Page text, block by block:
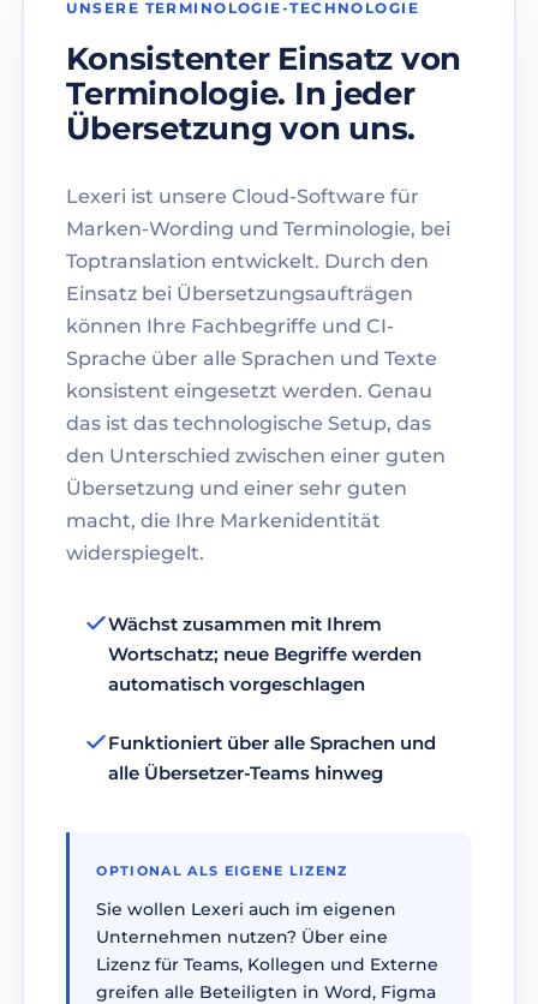
UNSERE TERMINOLOGIE-TECHNOLOGIE
Konsistenter Einsatz von
Terminologie. In jeder
Übersetzung von uns.
Lexeri ist unsere Cloud-Software für
Marken-Wording und Terminologie, bei
Toptranslation entwickelt. Durch den
Einsatz bei Übersetzungsaufträgen
können Ihre Fachbegriffe und CI-
Sprache über alle Sprachen und Texte
konsistent eingesetzt werden. Genau
das ist das technologische Setup, das
den Unterschied zwischen einer guten
Übersetzung und einer sehr guten
macht, die Ihre Markenidentität
widerspiegelt.
Wächst zusammen mit Ihrem
Wortschatz; neue Begriffe werden
automatisch vorgeschlagen
Funktioniert über alle Sprachen und
alle Übersetzer-Teams hinweg
OPTIONAL ALS EIGENE LIZENZ
Sie wollen Lexeri auch im eigenen
Unternehmen nutzen? Über eine
Lizenz für Teams, Kollegen und Externe
greifen alle Beteiligten in Word, Figma